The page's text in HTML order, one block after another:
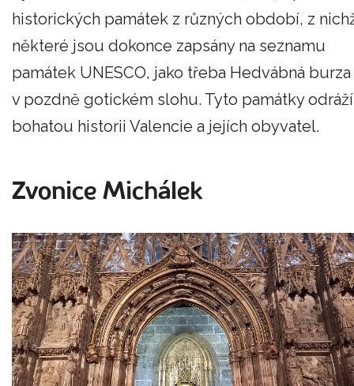
historických památek z různých období, z
některé jsou dokonce zapsány na seznamu
památek UNESCO, jako třeba Hedvábná burza
v pozdně gotickém slohu. Tyto památky odráží
bohatou historii Valencie a jejích obyvatel.
Zvonice Michálek